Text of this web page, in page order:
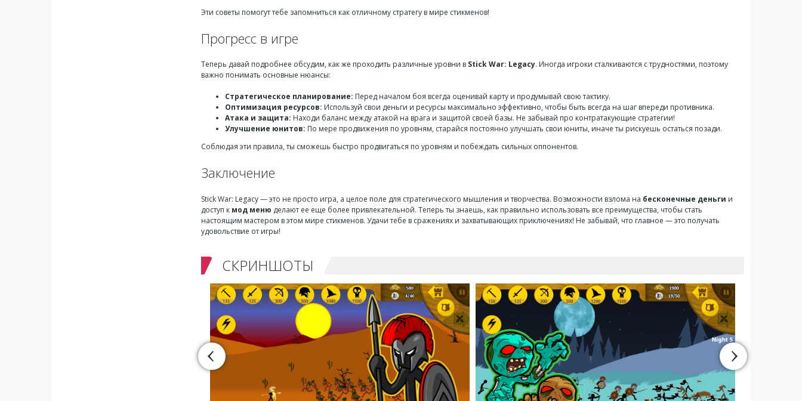
Эти советы помогут тебе запомниться как отличному стратегу в мире стикменов!
Прогресс в игре
Теперь давай подробнее обсудим, как же проходить различные уровни в Stick War: Legacy. Иногда игроки сталкиваются с трудностями, поэтому
важно понимать основные нюансы:
Стратегическое планирование: Перед началом боя всегда оценивай карту и продумывай свою тактику.
Оптимизация ресурсов: Используй свои деньги и ресурсы максимально эффективно, чтобы быть всегда на шаг впереди противника.
Атака и защита: Находи баланс между атакой на врага и защитой своей базы. Не забывай про контратакующие стратегии!
Улучшение юнитов: По мере продвижения по уровням, старайся постоянно улучшать свои юниты, иначе ты рискуешь остаться позади.
Соблюдая эти правила, ты сможешь быстро продвигаться по уровням и побеждать сильных оппонентов.
Заключение
Stick War: Legacy — это не просто игра, а целое поле для стратегического мышления и творчества. Возможности взлома на бесконечные деньги и
доступ к мод меню делают ее еще более привлекательной. Теперь ты знаешь, как правильно использовать все преимущества, чтобы стать
настоящим мастером в этом мире стикменов. Удачи тебе в сражениях и захватывающих приключениях! Не забывай, что главное — это получать
удовольствие от игры!
СКРИНШОТЫ